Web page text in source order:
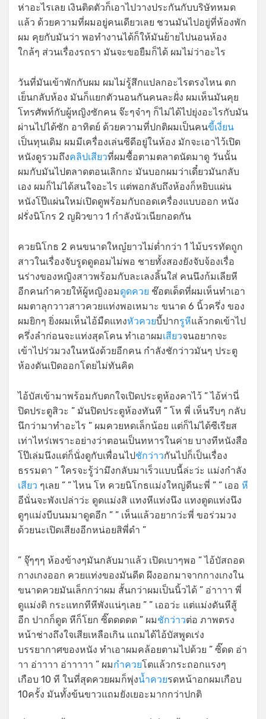
ห่าอะไรเลย เงินติดตัวก็เอาไปวางประกันกับบริษัทหมด
แล้ว ด้วยความที่ผมอยู่คนเดียวเลย ชวนมันไปอยู่ที่ห้องพัก
ผม คุยกับมันว่า พอทำงานได้ก็ให้มันย้ายไปนอนห้อง
ใกล้ๆ ส่วนเรื่องรถรา มันจะขอยืมก็ได้ ผมไม่ว่าอะไร
วันที่มันเข้าพักกับผม ผมไม่รู้สึกแปลกอะไรตรงไหน ตก
เย็นกลับห้อง มันก็แยกตัวนอนกันคนละฝั่ง ผมเห็นมันคุย
โทรศัพท์กับผู้หญิงซักคน จ๊ะๆจ๋าๆ ก็ไม่ได้ไปยุ่งอะไรกับมัน
ผ่านไปได้ซัก อาทิตย์ ด้วยความที่ปกติผมเป็นคนขี้เงี่ยน
เป็นทุนเดิม ผมมีเครื่องเล่นซีดีอยู่ในห้อง มักจะเอาไว้เปิด
หนังดูรวมถึงคลิปเสียวที่ผมซื้อตามตลาดนัดมาดู วันนั้น
ผมกับมันไปตลาดตอนเลิกกะ มันบอกผมว่าเดี๋ยวมันกลับ
เอง ผมก็ไม่ได้สนใจอะไร แต่พอกลับถึงห้องก็หยิบแผ่น
หนังโป๊แผ่นใหม่เปิดดูพร้อมกับถอดเครื่องแบบออก หนัง
ฝรั่งนิโกร 2 ญผิวขาว 1 กำลังนัวเนียกอดกัน
ควยนิโกธ 2 คนขนาดใหญ๋ยาวไม่ต่ำกว่า 1 ไม้บรรทัดถูก
สาวในเรื่องจับรูดดูดอมไม่พอ ชายทั้งสองยังจับจ้องเรื่อ
นร่างของหญิงสาวพร้อมกับละเลงลิ้นใส่ คนนึงก้มเลียหี
อีกคนกำควยให้ผู้หญิงอมดูดควย ช๊อตเด็ดที่ผมเห็นทำเอา
ผมตาลุกวาวสาวควยแท่งพอเหมาะ ขนาด 6 นิ้วครึ่ง ของ
ผมยิกๆ ยิ่งผมเห็นไอ้มืดแทงหัวควยบี้ปากรูหีแล้วกดเข้าไป
ครึ่งลำก่อนจะแท่งสุดโคน ทำเอาผมเสียวจนอยากจะ
เข้าไปร่วมวงในหนังด้วยอีกคน กำลังชักว่าวมันๆ ประตู
ห้องดันเปิดออกโดยไม่ทันคิด
ไอ้บัสเข้ามาพร้อมกับตกใจเปิดประตูห้องคาไว้ ” ไอ้ห่านี่
ปิดประตูสิวะ ” มันปิดประตูห้องทันที ” โห พี่ เห็นรีบๆ กลับ
นึกว่ามาทำอะไร ” ผมควยหดเล็กน้อย แต่ก็ไม่ได้ซีเรียส
เท่าไหร่เพราะอย่างว่าตอนเป็นทหารในค่าย บางทีหนังสือ
โป๊เล่มนึงแต่ก็นั่งดูกับเพื่อนไปชักว่าวกันไปก็เป็นเรื่อง
ธรรมดา ” ใครจะรู้ว่ามึงกลับมาเร็วแบบนี้ล่ะว่ะ แม่งกำลัง
เสียว ๆเลย ” ” ไหน โห ควยนิโกธแม่งใหญ่ดีนะพี่ ” ” เออ หี
อีนั่นจะพังเปล่าว่ะ ดูดแม่งสิ แทงหีแท่งนึง แทงตูดแท่งนึง
ดูๆแม่งบีบนมมาดูดอีก ” ” เห็นแล้วอยากว่ะพี่ ขอร่วมวง
ด้วยนะเปิดเสียงอีกหน่อยสิพี่ดำ ”
” จุ๊ๆๆๆ ห้องข้างๆมันกลับมาแล้ว เปิดเบาๆพอ ” ไอ้บัสถอด
กางเกงออก ควยแท่งของมันดีด ผึงออกมาจากกางเกงใน
ขนาดควยมันเล็กกว่าผม สั้นกว่าผมเป็นนิ้วได้ ” อ่าาาา พี่
ดูแม่งดิ กระแทกทีหีพังแน่ๆเลย ” ” เออว่ะ แต่แม่งดันหีสู้
อีก ปากก็ดูด หีก็โยก ซิ๊ดดดดด ” ผมชักว่าวต่อ ภาพตรง
หน้าช่างถึงใจเสียเหลือเกิน แถมได้ไอ้บัสพูดเร่ง
บรรยากาศของหนัง ทำเอาผมคล้อยตามไปด้วย ” ซิ๊ดด อ่า
าา อ่าาาา อ่าาาาา ” ผมกำควยโตแล้วกระถอกแรงๆ
เกือบ 10 ที ในที่สุดควยผมก็พุ่งน้ำควยรดหน้าอกผมเกือบ
10ครั้ง มันทั้งข้นขาวแถมยังเยอะมากกว่าปกติ